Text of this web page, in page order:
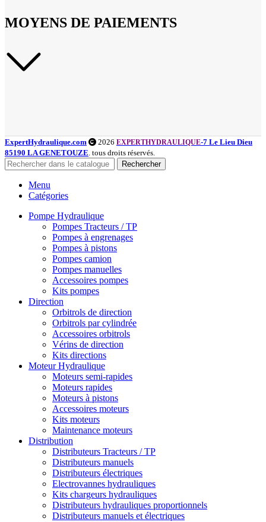
MOYENS DE PAIEMENTS
ExpertHydraulique.com 2026 EXPERTHYDRAULIQUE-7 Le Lieu Dieu
85190 LA GENETOUZE . tous droits réservés.
Rechercher
Menu
Catégories
Pompe Hydraulique
Pompes Tracteurs / TP
Pompes à engrenages
Pompes à pistons
Pompes camion
Pompes manuelles
Accessoires pompes
Kits pompes
Direction
Orbitrols de direction
Orbitrols par cylindrée
Accessoires orbitrols
Vérins de direction
Kits directions
Moteur Hydraulique
Moteurs semi-rapides
Moteurs rapides
Moteurs à pistons
Accessoires moteurs
Kits moteurs
Maintenance moteurs
Distribution
Distributeurs Tracteurs / TP
Distributeurs manuels
Distributeurs électriques
Electrovannes hydrauliques
Kits chargeurs hydrauliques
Distributeurs hydrauliques proportionnels
Distributeurs manuels et électriques